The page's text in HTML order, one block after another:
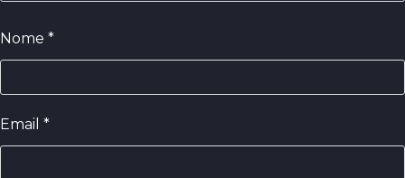
Nome *
Email *